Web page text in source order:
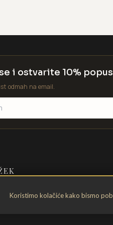
Koristimo kolačiće kako bismo
i ostvarite 10%
odmah na email.